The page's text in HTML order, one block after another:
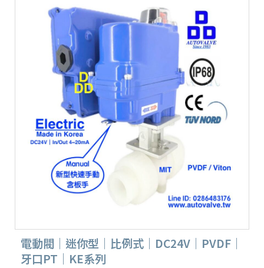
電動閥｜迷你型｜比例式｜DC24V｜PVDF｜
牙口PT｜KE系列